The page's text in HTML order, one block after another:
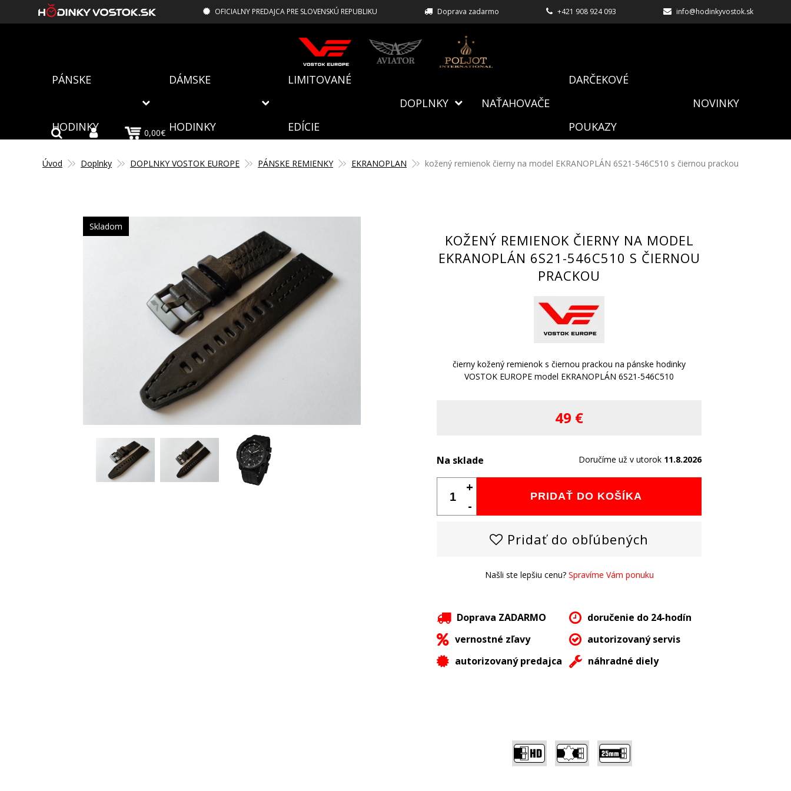
OFICIALNY PREDAJCA PRE SLOVENSKÚ REPUBLIKU Doprava zadarmo +421 908 924 093 info@hodinkyvostok.sk
PÁNSKE
HODINKY
DÁMSKE
HODINKY
LIMITOVANÉ
EDÍCIE
DOPLNKY NAŤAHOVAČE
DARČEKOVÉ
POUKAZY
NOVINKY
0,00€
Úvod Doplnky DOPLNKY VOSTOK EUROPE PÁNSKE REMIENKY EKRANOPLAN kožený remienok čierny na model EKRANOPLÁN 6S21-546C510 s čiernou prackou
Skladom
KOŽENÝ REMIENOK ČIERNY NA MODEL
EKRANOPLÁN 6S21-546C510 S ČIERNOU
PRACKOU
čierny kožený remienok s čiernou prackou na pánske hodinky
VOSTOK EUROPE model EKRANOPLÁN 6S21-546C510
49 €
Na sklade Doručíme už v utorok 11.8.2026
PRIDAŤ DO KOŠÍKA
+
-
Pridať do obľúbených
Našli ste lepšiu cenu? Spravíme Vám ponuku
Doprava ZADARMO
doručenie do 24-hodín
vernostné zľavy
autorizovaný servis
autorizovaný predajca
náhradné diely